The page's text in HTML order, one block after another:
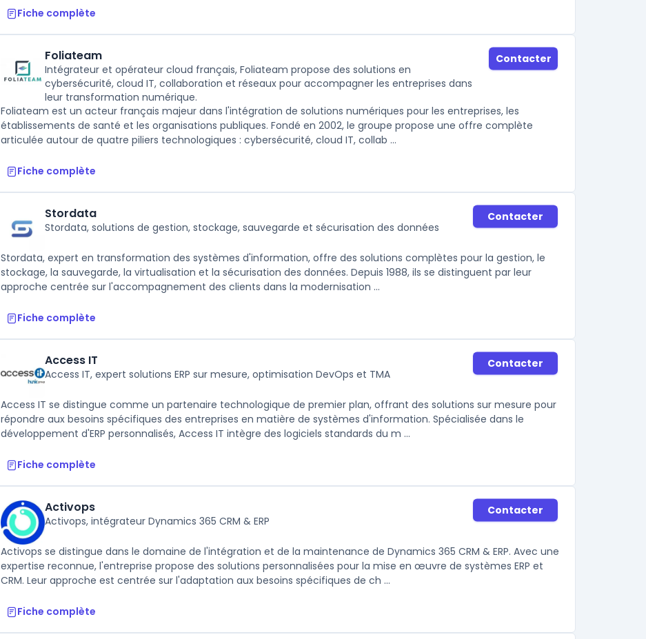
Fiche complète
Foliateam
Intégrateur et opérateur cloud français, Foliateam propose des solutions en
cybersécurité, cloud IT, collaboration et réseaux pour accompagner les entreprises dans
leur transformation numérique.
Contacter
Foliateam est un acteur français majeur dans l'intégration de solutions numériques pour les entreprises, les
établissements de santé et les organisations publiques. Fondé en 2002, le groupe propose une offre complète
articulée autour de quatre piliers technologiques : cybersécurité, cloud IT, collab ...
Fiche complète
Stordata
Stordata, solutions de gestion, stockage, sauvegarde et sécurisation des données
Contacter
Stordata, expert en transformation des systèmes d'information, offre des solutions complètes pour la gestion, le
stockage, la sauvegarde, la virtualisation et la sécurisation des données. Depuis 1988, ils se distinguent par leur
approche centrée sur l'accompagnement des clients dans la modernisation ...
Fiche complète
Access IT
Access IT, expert solutions ERP sur mesure, optimisation DevOps et TMA
Contacter
Access IT se distingue comme un partenaire technologique de premier plan, offrant des solutions sur mesure pour
répondre aux besoins spécifiques des entreprises en matière de systèmes d'information. Spécialisée dans le
développement d'ERP personnalisés, Access IT intègre des logiciels standards du m ...
Fiche complète
Activops
Activops, intégrateur Dynamics 365 CRM & ERP
Contacter
Activops se distingue dans le domaine de l'intégration et de la maintenance de Dynamics 365 CRM & ERP. Avec une
expertise reconnue, l'entreprise propose des solutions personnalisées pour la mise en œuvre de systèmes ERP et
CRM. Leur approche est centrée sur l'adaptation aux besoins spécifiques de ch ...
Fiche complète